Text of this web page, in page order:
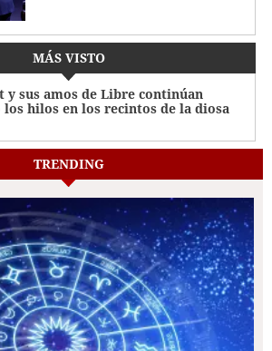
MÁS VISTO
y sus amos de Libre continúan
los hilos en los recintos de la diosa
TRENDING